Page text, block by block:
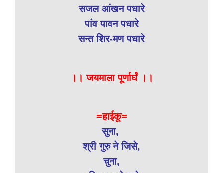
सजल आंखन पधारे
पांव पावन पधारे
सन्त शिर-मण पधारे
।। जयमाला पूर्णार्घं ।।
=हाईकू=
सुना,
श्री गुरु ने जिसे,
चुना,